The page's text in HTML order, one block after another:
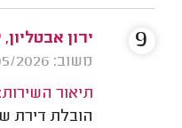
ירון
משוב: 19/05/2026
תיאור השירות:
הובלת דירת
9